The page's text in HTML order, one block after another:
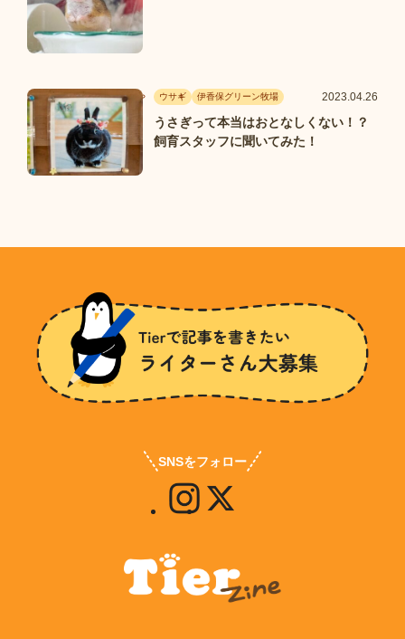
ウサギ 伊香保グリーン牧場 2023.04.26
うさぎって本当はおとなしくない！？
飼育スタッフに聞いてみた！
SNSをフォロー